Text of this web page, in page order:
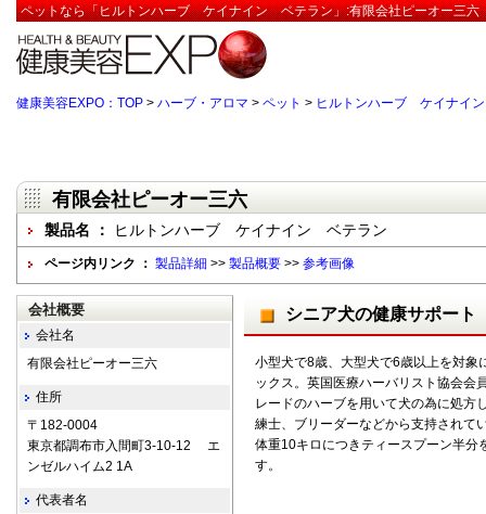
ペットなら「ヒルトンハーブ ケイナイン ベテラン」:有限会社ピーオー三六
健康美容EXPO：TOP > ハーブ・アロマ > ペット > ヒルトンハーブ ケイナイ
有限会社ピーオー三六
製品名 ： ヒルトンハーブ ケイナイン ベテラン
ページ内リンク ： 製品詳細 >> 製品概要 >> 参考画像
シニア犬の健康サポート
小型犬で8歳、大型犬で6歳以上を対象
ックス。英国医療ハーバリスト協会会
レードのハーブを用いて犬の為に処方
練士、ブリーダーなどから支持されて
体重10キロにつきティースプーン半
す。
会社概要
会社名
有限会社ピーオー三六
住所
〒182-0004
東京都調布市入間町3-10-12 エ
ンゼルハイム2 1A
代表者名